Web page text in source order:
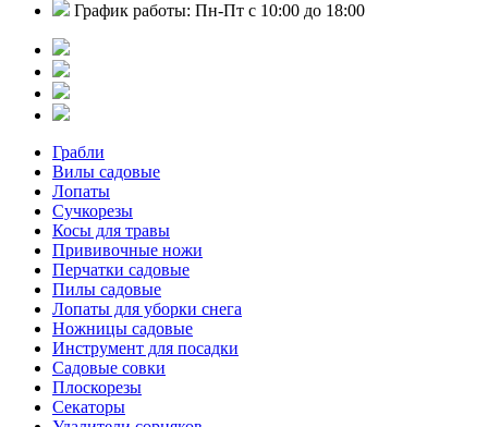
График работы: Пн-Пт с 10:00 до 18:00
Грабли
Вилы садовые
Лопаты
Сучкорезы
Косы для травы
Прививочные ножи
Перчатки садовые
Пилы садовые
Лопаты для уборки снега
Ножницы садовые
Инструмент для посадки
Садовые совки
Плоскорезы
Секаторы